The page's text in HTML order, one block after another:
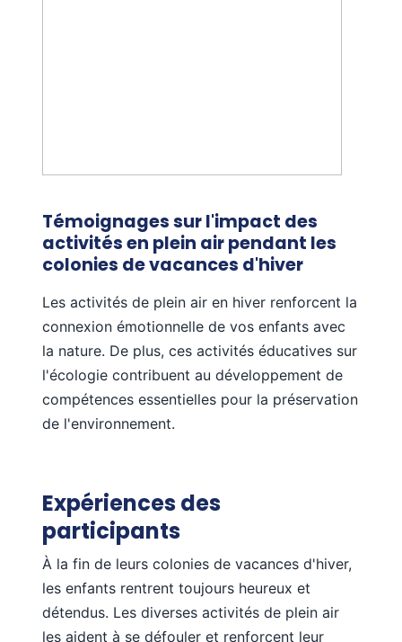
Témoignages sur l'impact des
activités en plein air pendant les
colonies de vacances d'hiver
Les activités de plein air en hiver renforcent la
connexion émotionnelle de vos enfants avec
la nature. De plus, ces activités éducatives sur
l'écologie contribuent au développement de
compétences essentielles pour la préservation
de l'environnement.
Expériences des
participants
À la fin de leurs colonies de vacances d'hiver,
les enfants rentrent toujours heureux et
détendus. Les diverses activités de plein air
les aident à se défouler et renforcent leur